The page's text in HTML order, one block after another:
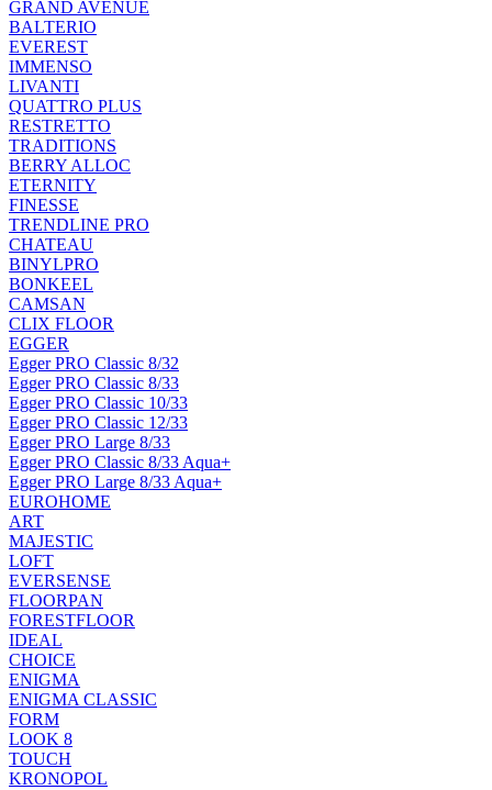
GRAND AVENUE
BALTERIO
EVEREST
IMMENSO
LIVANTI
QUATTRO PLUS
RESTRETTO
TRADITIONS
BERRY ALLOC
ETERNITY
FINESSE
TRENDLINE PRO
CHATEAU
BINYLPRO
BONKEEL
CAMSAN
CLIX FLOOR
EGGER
Egger PRO Classic 8/32
Egger PRO Classic 8/33
Egger PRO Classic 10/33
Egger PRO Classic 12/33
Egger PRO Large 8/33
Egger PRO Classic 8/33 Aqua+
Egger PRO Large 8/33 Aqua+
EUROHOME
ART
MAJESTIC
LOFT
EVERSENSE
FLOORPAN
FORESTFLOOR
IDEAL
CHOICE
ENIGMA
ENIGMA CLASSIC
FORM
LOOK 8
TOUCH
KRONOPOL